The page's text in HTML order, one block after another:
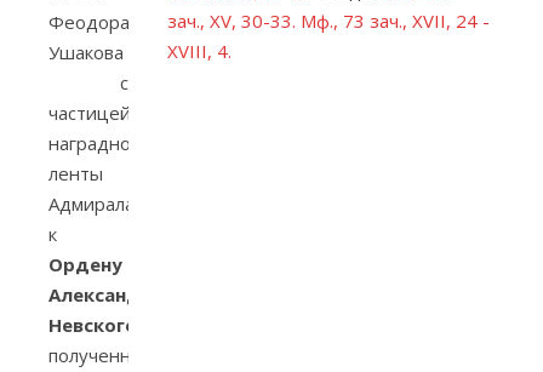
Феодора
Ушакова
с
частицей
наградной
ленты
Адмирала
к
Ордену
Александра
Невского
полученного
зач., XV, 30-33. Мф., 73 зач., XVII, 24 -
XVIII, 4.